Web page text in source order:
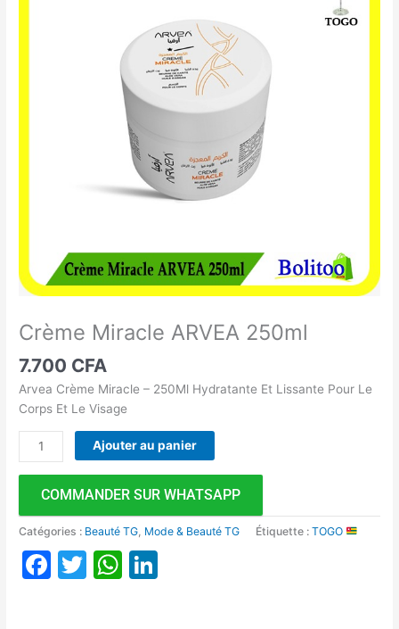
Crème Miracle ARVEA 250ml
7.700 CFA
Arvea Crème Miracle – 250Ml Hydratante Et Lissante Pour Le
Corps Et Le Visage
Ajouter au panier
COMMANDER SUR WHATSAPP
Catégories : Beauté TG Mode & Beauté TG Étiquette :TOGO
Facebook
TwitterWhatsApp